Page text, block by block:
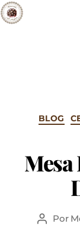
BLOG
Por